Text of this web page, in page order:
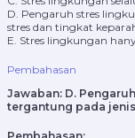
D. Pengaruh stres
stres dan tingkat
E. Stres lingkungan
Pembahasan
Jawaban: D.
tergantung pada